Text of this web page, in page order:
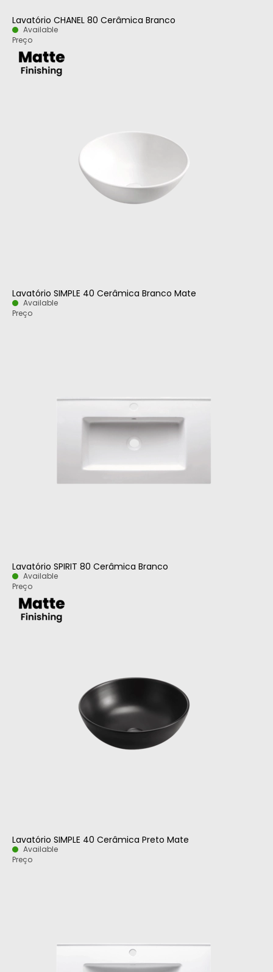
Lavatório CHANEL 80 Cerâmica Branco
Available
Preço
Lavatório SIMPLE 40 Cerâmica Branco Mate
Available
Preço
Lavatório SPIRIT 80 Cerâmica Branco
Available
Preço
Lavatório SIMPLE 40 Cerâmica Preto Mate
Available
Preço